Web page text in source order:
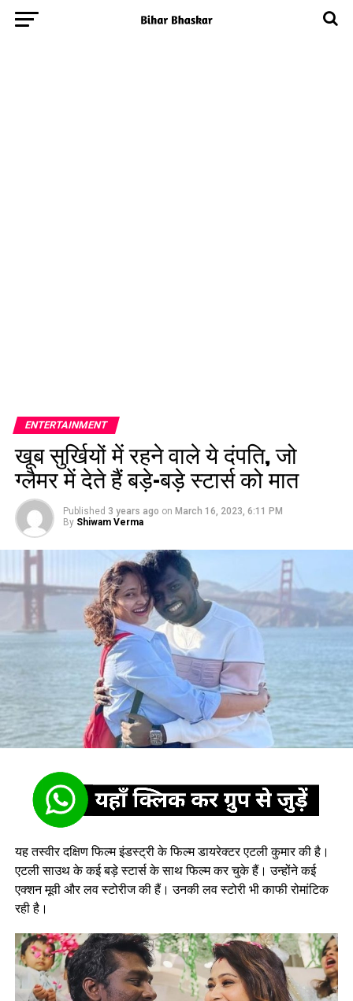
ENTERTAINMENT
खूब सुर्खियों में रहने वाले ये दंपति, जो
ग्लैमर में देते हैं बड़े-बड़े स्टार्स को मात
Published 3 years ago on March 16, 2023, 6:11 PM
By Shiwam Verma
यह तस्वीर दक्षिण फिल्म इंडस्ट्री के फिल्म डायरेक्टर एटली कुमार की है।
एटली साउथ के कई बड़े स्टार्स के साथ फिल्म कर चुके हैं। उन्होंने कई
एक्शन मूवी और लव स्टोरीज की हैं। उनकी लव स्टोरी भी काफी रोमांटिक
रही है।